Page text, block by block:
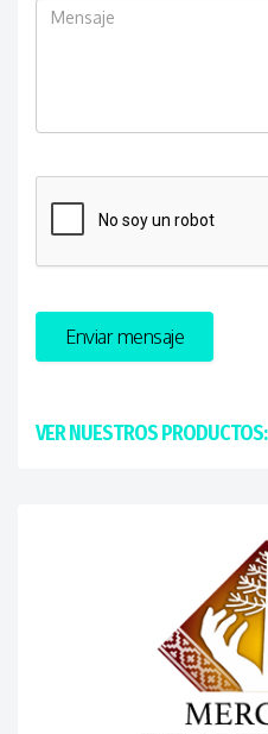
Enviar mensaje
VER NUESTROS PRODUCTOS: